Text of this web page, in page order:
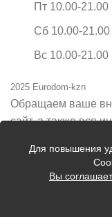
Пт 10.00-21.00
Сб 10.00-21.00
Вс 10.00-21.00
2025 Eurodom-kzn
Обращаем ваше
сайт, а также вся
информационный
является
Российской
Для повышения
Вы